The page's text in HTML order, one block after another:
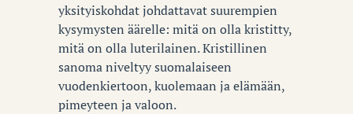
yksityiskohdat johdattavat suurempien
kysymysten äärelle: mitä on olla kristitty,
mitä on olla luterilainen. Kristillinen
sanoma niveltyy suomalaiseen
vuodenkiertoon, kuolemaan ja elämään,
pimeyteen ja valoon.